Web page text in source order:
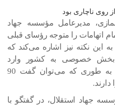
روی ناچاری بود
مدیرعامل مؤسسه جهاد
اتهامات را متوجه رؤسای قبلی
این نکته نیز اشاره می‌کند که
بخش خصوصی به کشور وارد
می‌شوند نیز مختلط هستند، به طوری که می‌توان گفت 90
جهاد استقلال، در گفتگو با